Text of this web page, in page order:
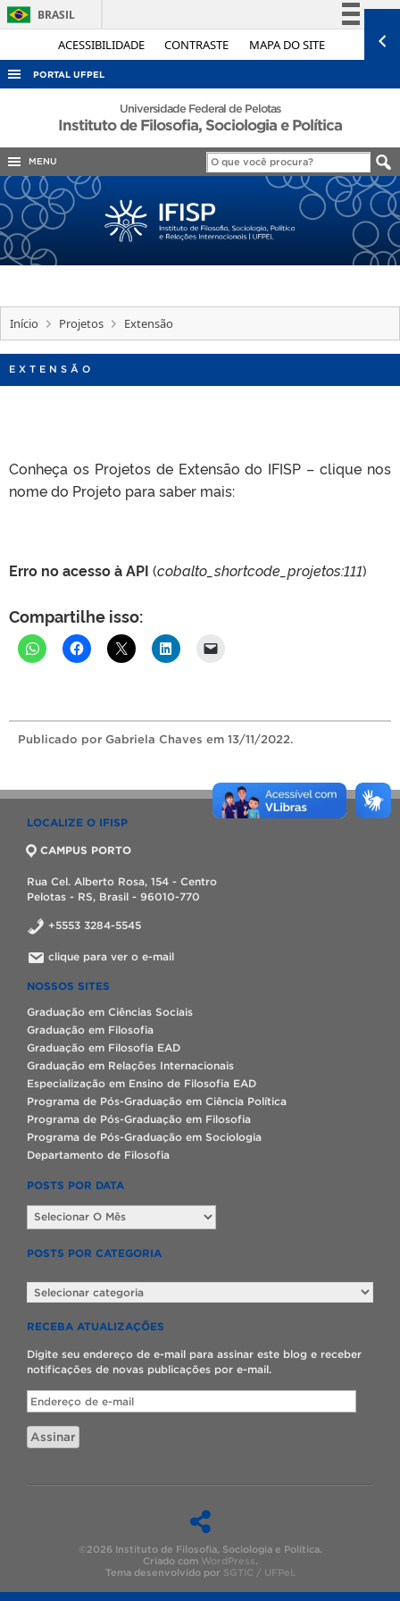
ACESSIBILIDADE CONTRASTE MAPA DO SITE
BRASIL
Simplifique!
Acesso à informação
Legislação
Canais
PORTAL UFPEL
ACESSO À INFORMAÇÃO
COBALTO
CONCURSOS
EDITAIS
INTERNACIONAL
PORTARIAS
Universidade Federal de Pelotas
Instituto de Filosofia, Sociologia e Política
MENU
Início Projetos Extensão
EXTENSÃO
Conheça os Projetos de Extensão do IFISP – clique nos
nome do Projeto para saber mais:
Erro no acesso à API (cobalto_shortcode_projetos:111)
Compartilhe isso:
Publicado por Gabriela Chaves em 13/11/2022.
LOCALIZE O IFISP
CAMPUS PORTO
Rua Cel. Alberto Rosa, 154 - Centro
Pelotas - RS, Brasil - 96010-770
+5553 3284-5545
clique para ver o e-mail
NOSSOS SITES
Graduação em Ciências Sociais
Graduação em Filosofia
Graduação em Filosofia EAD
Graduação em Relações Internacionais
Especialização em Ensino de Filosofia EAD
Programa de Pós-Graduação em Ciência Política
Programa de Pós-Graduação em Filosofia
Programa de Pós-Graduação em Sociologia
Departamento de Filosofia
POSTS POR DATA
Posts
por
POSTS POR CATEGORIA
por
categoria
RECEBA ATUALIZAÇÕES
Digite seu endereço de e-mail para assinar este blog e receber
notificações de novas publicações por e-mail.
Endereço
de
e-
mail
Assinar
©2026 Instituto de Filosofia, Sociologia e Política.
Criado com WordPress.
Tema desenvolvido por SGTIC / UFPel.